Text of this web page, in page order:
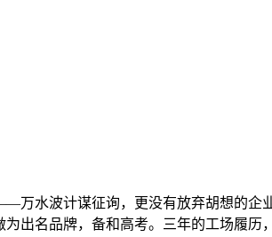
水波计谋征询，更没有放弃胡想的企
出名品牌，备和高考。三年的工场履历